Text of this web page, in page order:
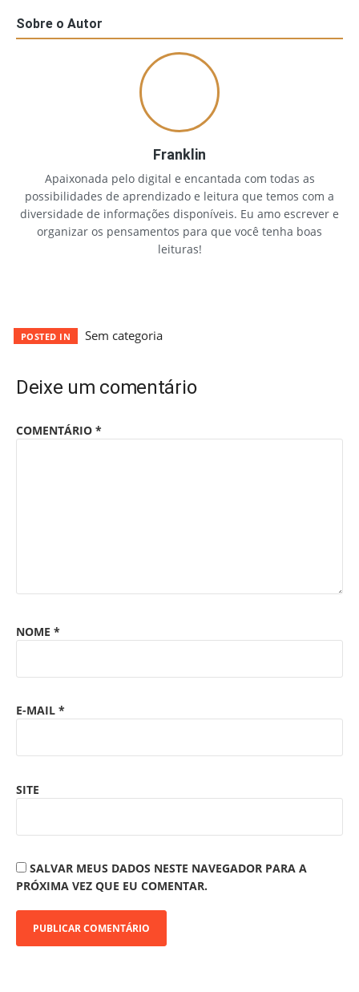
Sobre o Autor
Franklin
Apaixonada pelo digital e encantada com todas as
possibilidades de aprendizado e leitura que temos com a
diversidade de informações disponíveis. Eu amo escrever e
organizar os pensamentos para que você tenha boas
leituras!
POSTED IN Sem categoria
Deixe um comentário
COMENTÁRIO *
NOME *
E-MAIL *
SITE
SALVAR MEUS DADOS NESTE NAVEGADOR PARA A
PRÓXIMA VEZ QUE EU COMENTAR.